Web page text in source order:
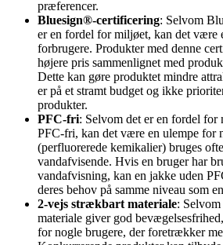
præferencer.
Bluesign®-certificering: Selvom
er en fordel for miljøet, kan det være
forbrugere. Produkter med denne
højere pris sammenlignet med
Dette kan gøre produktet mindre
er på et stramt budget og ikke
produkter.
PFC-fri: Selvom det er en fordel for
PFC-fri, kan det være en ulempe for
(perfluorerede kemikalier) bruges
vandafvisende. Hvis en bruger har
vandafvisning, kan en jakke uden
deres behov på samme niveau som
2-vejs strækbart materiale:
materiale giver god
for nogle brugere, der foretrækker